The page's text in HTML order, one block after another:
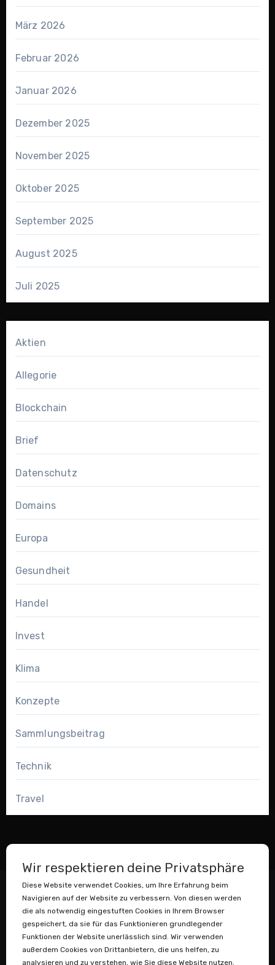
März 2026
Februar 2026
Januar 2026
Dezember 2025
November 2025
Oktober 2025
September 2025
August 2025
Juli 2025
Aktien
Allegorie
Blockchain
Brief
Datenschutz
Domains
Europa
Gesundheit
Handel
Invest
Klima
Konzepte
Sammlungsbeitrag
Technik
Travel
Wir respektieren deine Privatsphäre
Diese Website verwendet Cookies, um Ihre Erfahrung beim
Navigieren auf der Website zu verbessern. Von diesen werden
die als notwendig eingestuften Cookies in Ihrem Browser
gespeichert, da sie für das Funktionieren grundlegender
Funktionen der Website unerlässlich sind. Wir verwenden
außerdem Cookies von Drittanbietern, die uns helfen, zu
analysieren und zu verstehen, wie Sie diese Website nutzen.